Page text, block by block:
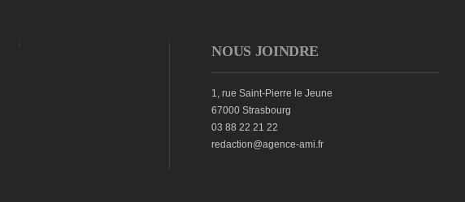
NOUS JOINDRE
1, rue Saint-Pierre le Jeune
67000 Strasbourg
03 88 22 21 22
redaction@agence-ami.fr